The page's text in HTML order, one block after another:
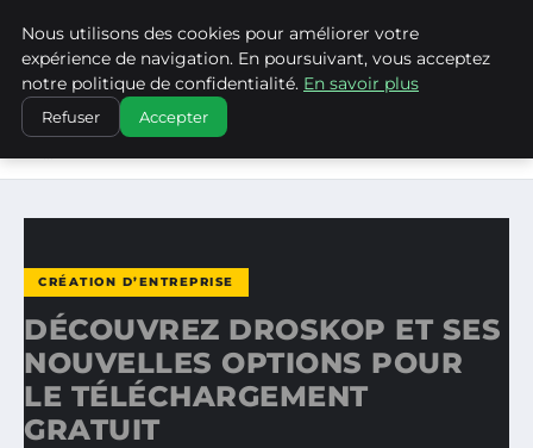
WP CAPE
ACCUEIL
CRÉATION D’ENTREPRISE
DÉCOUVREZ DROSKOP ET SES NOUVELLES OPTIONS POUR
CRÉATION D’ENTREPRISE
DÉCOUVREZ DROSKOP ET SES
NOUVELLES OPTIONS POUR
LE TÉLÉCHARGEMENT
GRATUIT
Nous utilisons des cookies pour améliorer votre
expérience de navigation. En poursuivant, vous acceptez
notre politique de confidentialité. En savoir plus
Refuser Accepter